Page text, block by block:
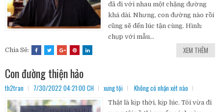
đã đi với nhau một chặng đường
khá dài. Nhưng, con đường nào rồi
cũng sẽ đến lúc tận cùng. Hình:
chụp với mẫu...
Chia Sẻ:
XEM THÊM
Con đường thiện hảo
th2tran 7/30/2022 04:21:00 CH xưng tội Không có nhận xét nào
Thật là kịp thời, kịp lúc. Tôi vừa đi